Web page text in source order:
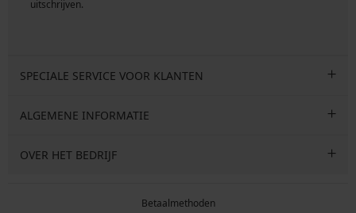
uitschrijven.
SPECIALE SERVICE VOOR KLANTEN
ALGEMENE INFORMATIE
OVER HET BEDRIJF
Betaalmethoden